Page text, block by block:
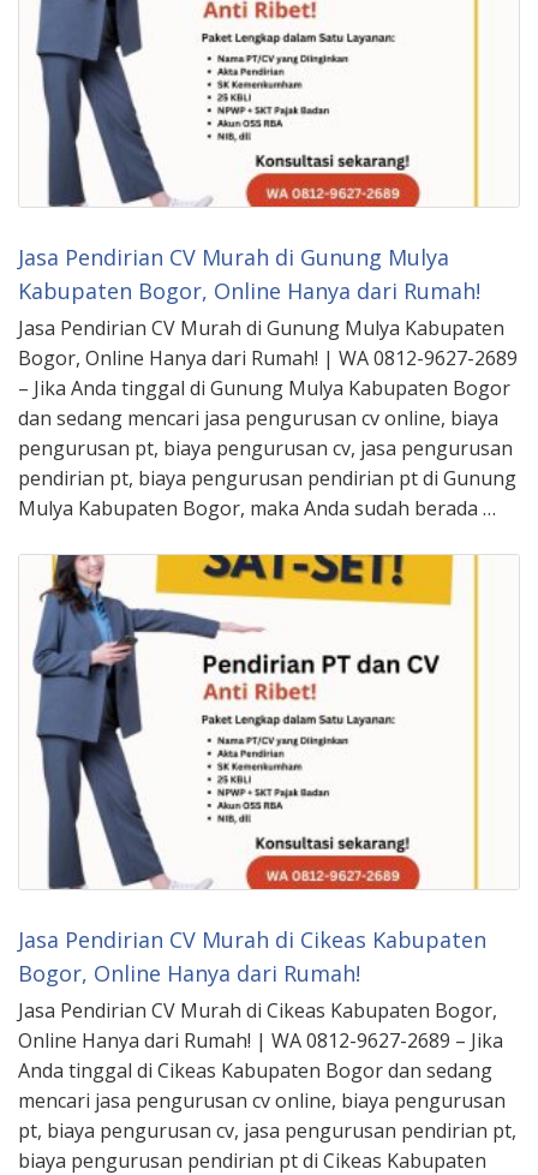
Jasa Pendirian CV Murah di Gunung Mulya
Kabupaten Bogor, Online Hanya dari Rumah!
Jasa Pendirian CV Murah di Gunung Mulya Kabupaten
Bogor, Online Hanya dari Rumah! | WA 0812-9627-2689
– Jika Anda tinggal di Gunung Mulya Kabupaten Bogor
dan sedang mencari jasa pengurusan cv online, biaya
pengurusan pt, biaya pengurusan cv, jasa pengurusan
pendirian pt, biaya pengurusan pendirian pt di Gunung
Mulya Kabupaten Bogor, maka Anda sudah berada …
Jasa Pendirian CV Murah di Cikeas Kabupaten
Bogor, Online Hanya dari Rumah!
Jasa Pendirian CV Murah di Cikeas Kabupaten Bogor,
Online Hanya dari Rumah! | WA 0812-9627-2689 – Jika
Anda tinggal di Cikeas Kabupaten Bogor dan sedang
mencari jasa pengurusan cv online, biaya pengurusan
pt, biaya pengurusan cv, jasa pengurusan pendirian pt,
biaya pengurusan pendirian pt di Cikeas Kabupaten